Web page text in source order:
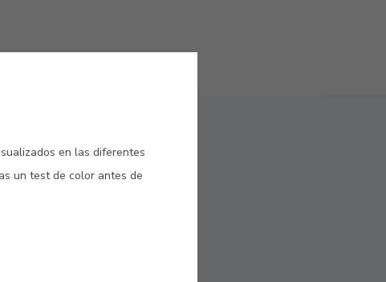
en las diferentes
un test de color antes de